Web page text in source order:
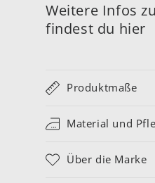
Weitere Infos
findest du hier
Produktmaße
Material und
Über die Marke